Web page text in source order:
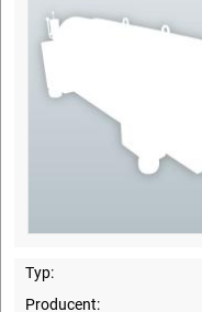
Typ:
Producent: